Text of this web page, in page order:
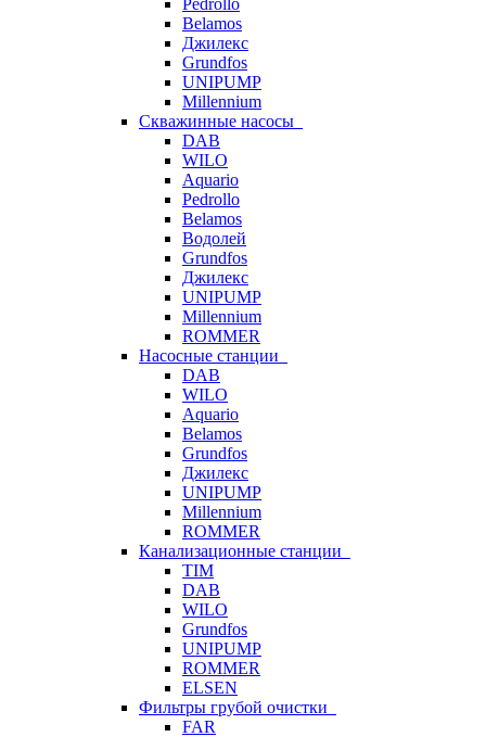
Pedrollo
Belamos
Джилекс
Grundfos
UNIPUMP
Millennium
Скважинные насосы
DAB
WILO
Aquario
Pedrollo
Belamos
Водолей
Grundfos
Джилекс
UNIPUMP
Millennium
ROMMER
Насосные станции
DAB
WILO
Aquario
Belamos
Grundfos
Джилекс
UNIPUMP
Millennium
ROMMER
Канализационные станции
TIM
DAB
WILO
Grundfos
UNIPUMP
ROMMER
ELSEN
Фильтры грубой очистки
FAR